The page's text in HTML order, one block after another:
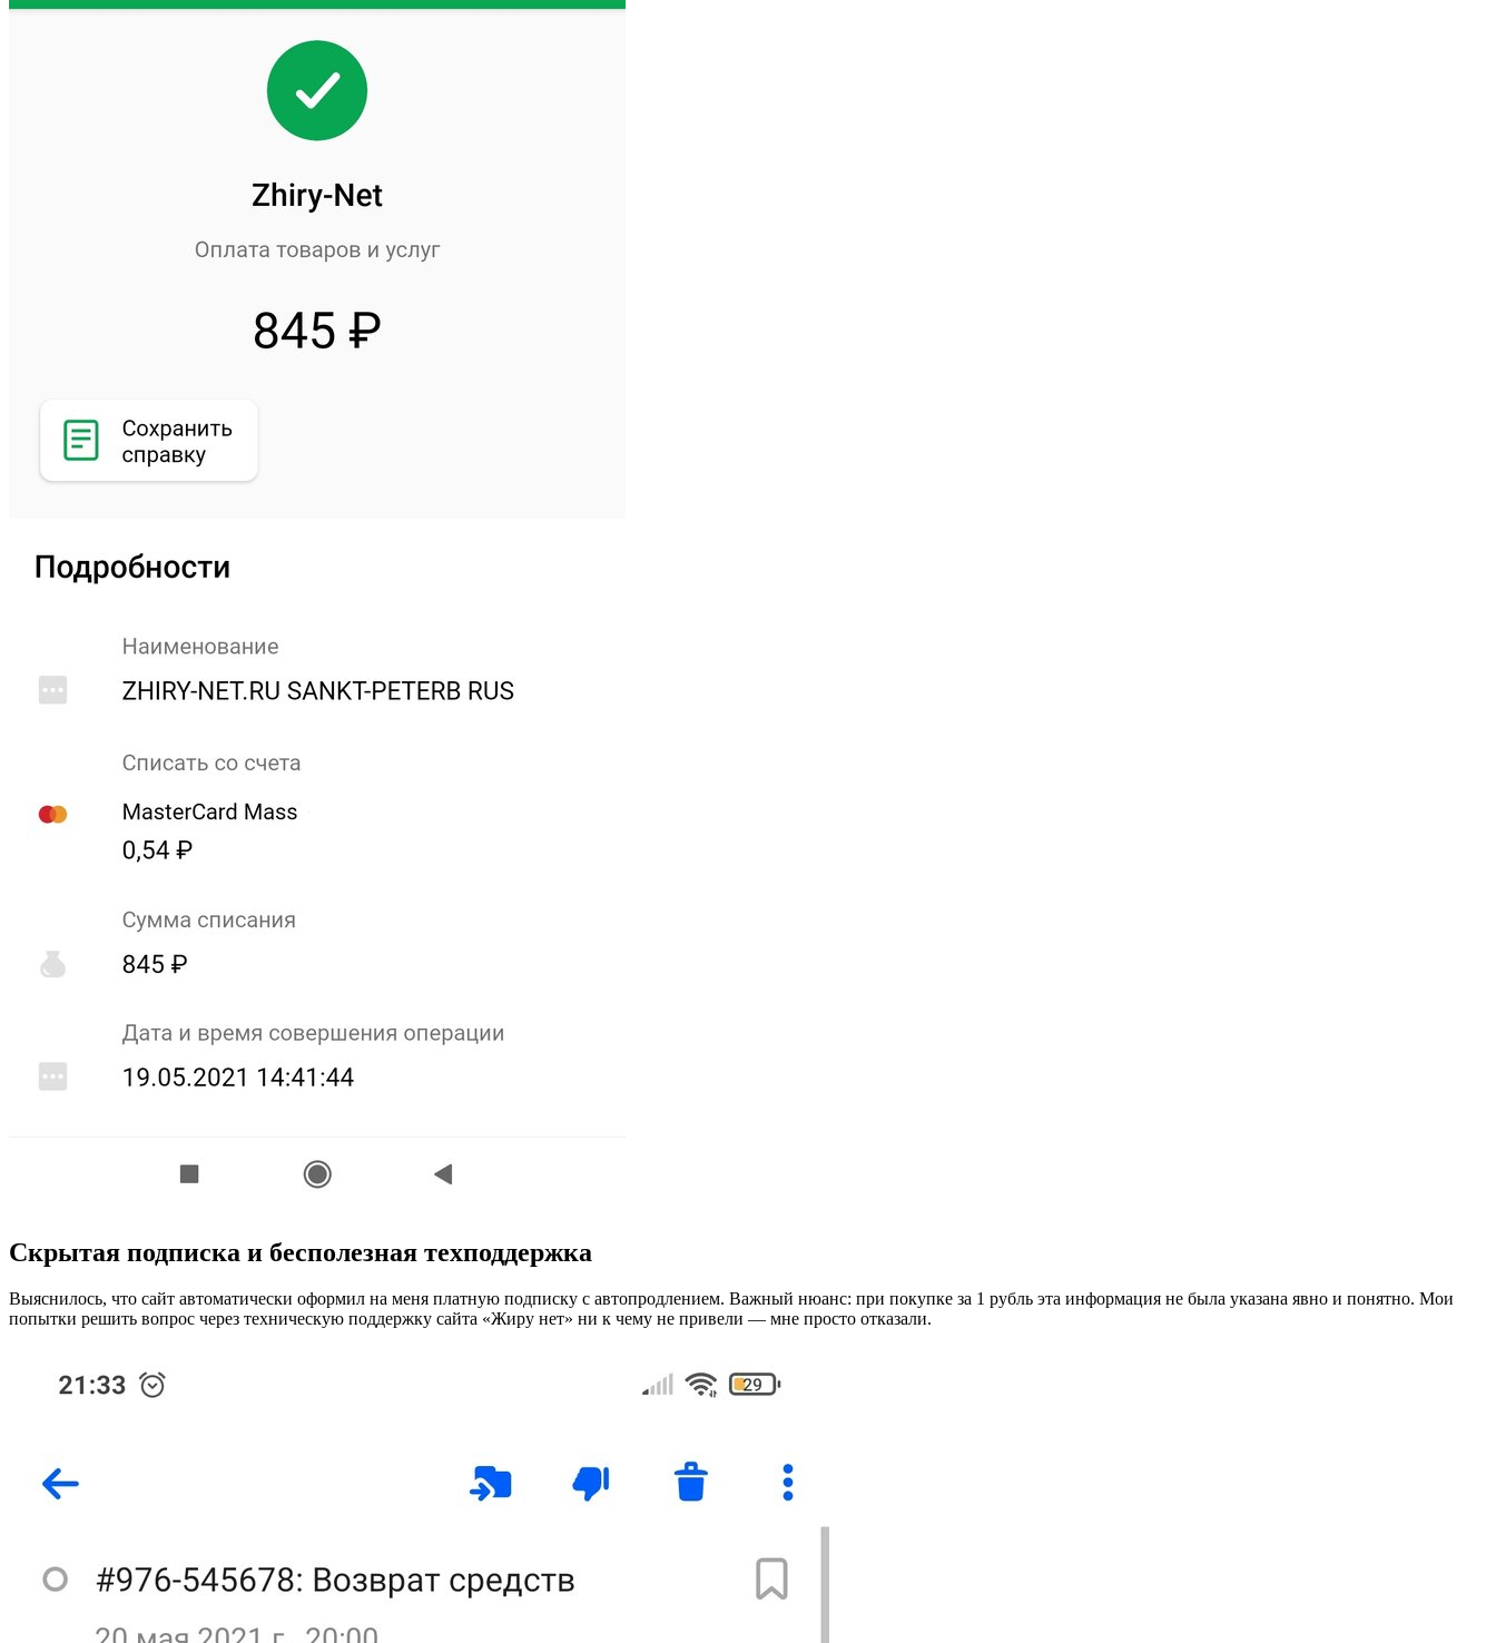
Скрытая подписка и бесполезная техподдержка
Выяснилось, что сайт автоматически оформил на меня платную подписку с автопродлением. Важный нюанс: при покупке за 1 рубль эта информация не была указана явно и понятно. Мои
попытки решить вопрос через техническую поддержку сайта «Жиру нет» ни к чему не привели — мне просто отказали.